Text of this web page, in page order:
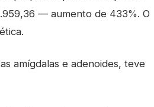
— aumento de 433%. O
amígdalas e adenoides, teve